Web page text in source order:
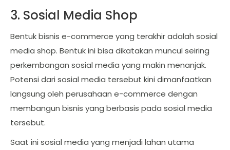
3. Sosial Media Shop
Bentuk bisnis e-commerce yang terakhir adalah sosial
media shop. Bentuk ini bisa dikatakan muncul seiring
perkembangan sosial media yang makin menanjak.
Potensi dari sosial media tersebut kini dimanfaatkan
langsung oleh perusahaan e-commerce dengan
membangun bisnis yang berbasis pada sosial media
tersebut.
Saat ini sosial media yang menjadi lahan utama